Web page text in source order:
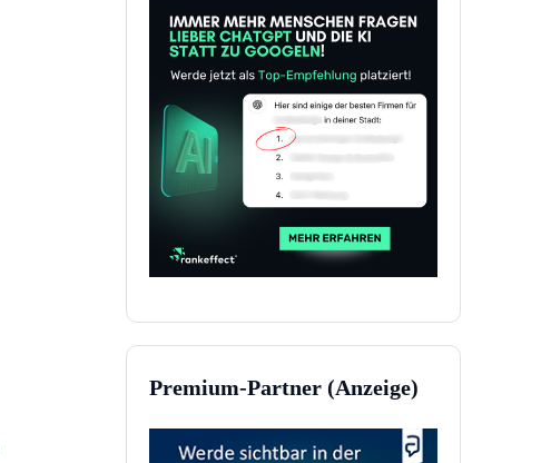
Premium-Partner (Anzeige)